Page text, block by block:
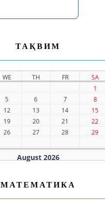
ТАҚВИМ
WE TH FR SA
1
5 6 7 8
12 13 14 15
19 20 21 22
26 27 28 29
August 2026
МАТЕМАТИКА